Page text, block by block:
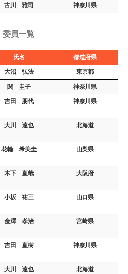
古川 雅司 神奈川県
委員一覧
氏名 都道府県
大沼 弘法 東京都
関 圭子 神奈川県
吉田 朋代 神奈川県
大川 達也 北海道
花輪 希美圭 山梨県
木下 直哉 大阪府
小坂 祐三 山口県
金澤 孝治 宮崎県
吉田 直樹 神奈川県
大川 達也 北海道